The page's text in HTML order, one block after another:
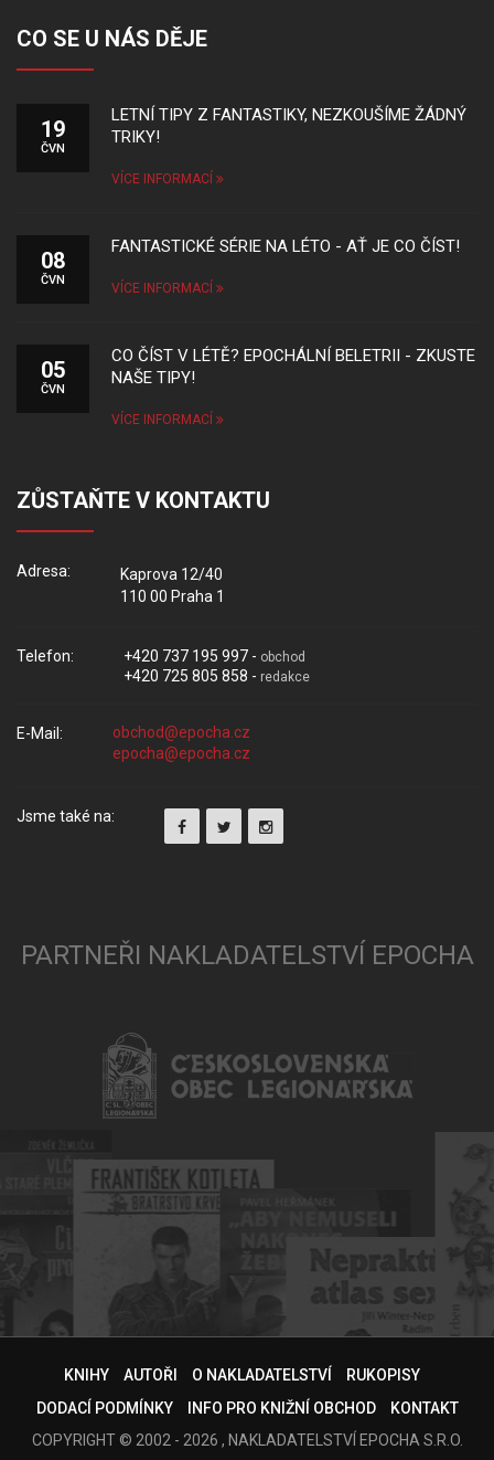
CO SE U NÁS DĚJE
19
ČVN
LETNÍ TIPY Z FANTASTIKY, NEZKOUŠÍME ŽÁDNÝ
TRIKY!
VÍCE INFORMACÍ
08
ČVN
FANTASTICKÉ SÉRIE NA LÉTO - AŤ JE CO ČÍST!
VÍCE INFORMACÍ
05
ČVN
CO ČÍST V LÉTĚ? EPOCHÁLNÍ BELETRII - ZKUSTE
NAŠE TIPY!
VÍCE INFORMACÍ
ZŮSTAŇTE V KONTAKTU
Adresa:
Kaprova 12/40
110 00 Praha 1
Telefon: +420 737 195 997 - obchod
+420 725 805 858 - redakce
E-Mail:
Jsme také na:
PARTNEŘI NAKLADATELSTVÍ EPOCHA
KNIHY AUTOŘI O NAKLADATELSTVÍ
RUKOPISY
DODACÍ PODMÍNKY
INFO PRO KNIŽNÍ OBCHOD
KONTAKT
COPYRIGHT © 2002 - 2026 , NAKLADATELSTVÍ EPOCHA S.R.O.